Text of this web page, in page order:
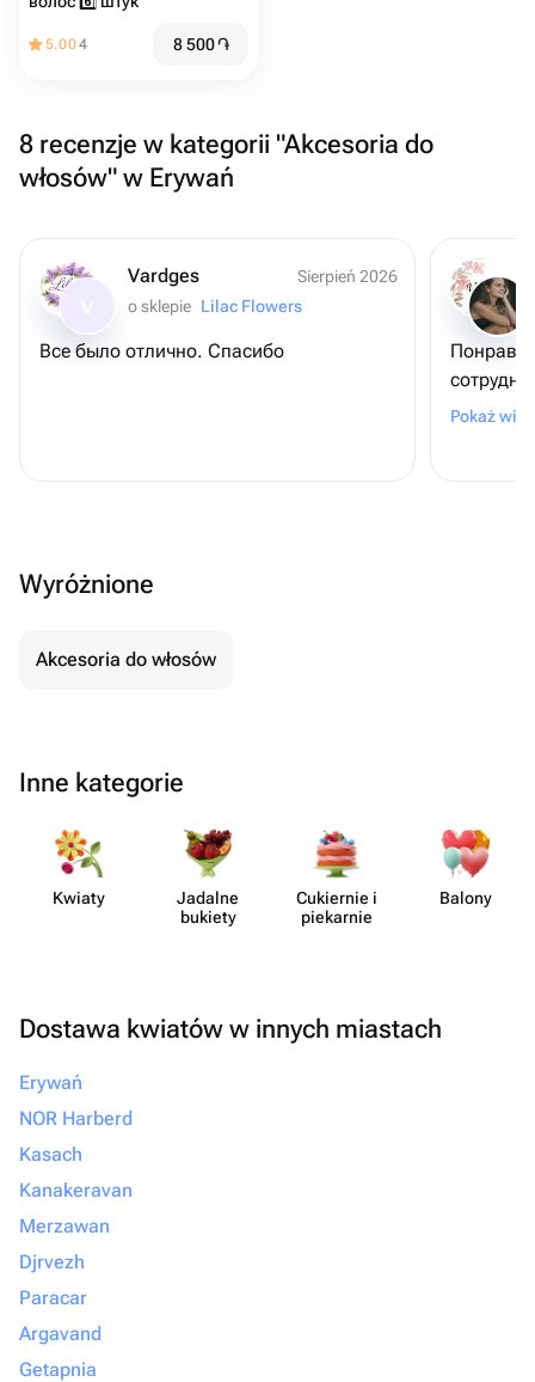
5.004 8 500֏
8 recenzje w kategorii "Akcesoria do
włosów" w Erywań
Vardges
Sierpień 2026
o sklepie Lilac Flowers
Все было отлично. Спасибо
Pokaż
Wyróżnione
Akcesoria do włosów
Inne kategorie
Kwiaty
Jadalne
bukiety
Cukiernie i
piekarnie
Balony
Dostawa kwiatów w innych miastach
Erywań
NOR Harberd
Kasach
Kanakeravan
Merzawan
Djrvezh
Paracar
Argavand
Getapnia